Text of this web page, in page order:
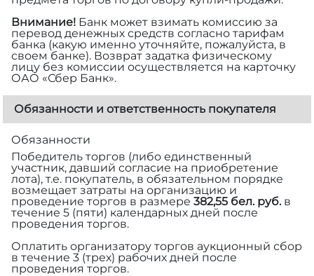
Внимание! Банк может взимать комиссию за
перевод денежных средств согласно тарифам
банка (какую именно уточняйте, пожалуйста, в
своем банке). Возврат задатка физическому
лицу без комиссии осуществляется на карточку
ОАО «Сбер Банк».
Обязанности и ответственность покупателя
Обязанности
Победитель торгов (либо единственный
участник, давший согласие на приобретение
лота), т.е. покупатель, в обязательном порядке
возмещает затраты на организацию и
проведение торгов в размере 382,55 бел. руб.в
течение 5 (пяти) календарных дней после
проведения торгов.
Оплатить организатору торгов аукционный сбор
в течение 3 (трех) рабочих дней после
проведения торгов.